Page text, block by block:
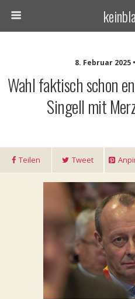
8. Februar 2025
Wahl faktisch schon
Singell mit
Teilen Tweet